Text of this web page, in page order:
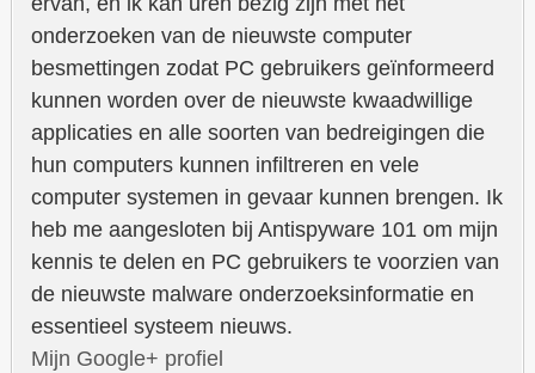
onderzoeken van de nieuwste computer
besmettingen zodat PC gebruikers geïnformeerd
kunnen worden over de nieuwste kwaadwillige
applicaties en alle soorten van bedreigingen die
hun computers kunnen infiltreren en vele
computer systemen in gevaar kunnen brengen. Ik
heb me aangesloten bij Antispyware 101 om mijn
kennis te delen en PC gebruikers te voorzien van
de nieuwste malware onderzoeksinformatie en
essentieel systeem nieuws.
Mijn Google+ profiel